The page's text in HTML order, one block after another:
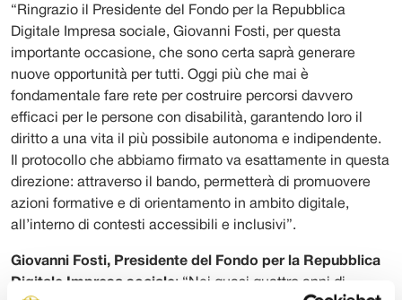
“Ringrazio il Presidente del Fondo per la Repubblica
Digitale Impresa sociale, Giovanni Fosti, per questa
importante occasione, che sono certa saprà generare
nuove opportunità per tutti. Oggi più che mai è
fondamentale fare rete per costruire percorsi davvero
efficaci per le persone con disabilità, garantendo loro il
diritto a una vita il più possibile autonoma e indipendente.
Il protocollo che abbiamo firmato va esattamente in questa
direzione: attraverso il bando, permetterà di promuovere
azioni formative e di orientamento in ambito digitale,
all’interno di contesti accessibili e inclusivi”.
Giovanni Fosti, Presidente del Fondo per la Repubblica
Digitale Impresa sociale: “Nei quasi quattro anni di